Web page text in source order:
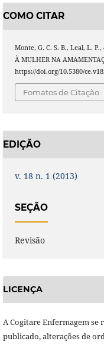
COMO CITAR
Monte, G. C. S. B., Leal, L.
À MULHER NA
https://doi.org/10.5380/
Fomatos de Citação
EDIÇÃO
v. 18 n. 1 (2013)
SEÇÃO
Revisão
LICENÇA
A Cogitare Enfermagem
publicado, alterações de